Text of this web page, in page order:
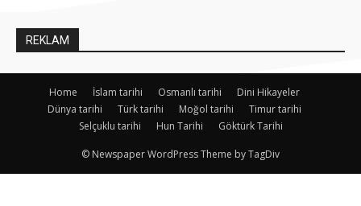
REKLAM
Home İslam tarihi Osmanlı tarihi
Dini Hikayeler
Dünya tarihi
Türk tarihi Moğol tarihi
Timur tarihi
Selçuklu tarihi
Hun Tarihi Göktürk Tarihi
© Newspaper WordPress Theme by TagDiv